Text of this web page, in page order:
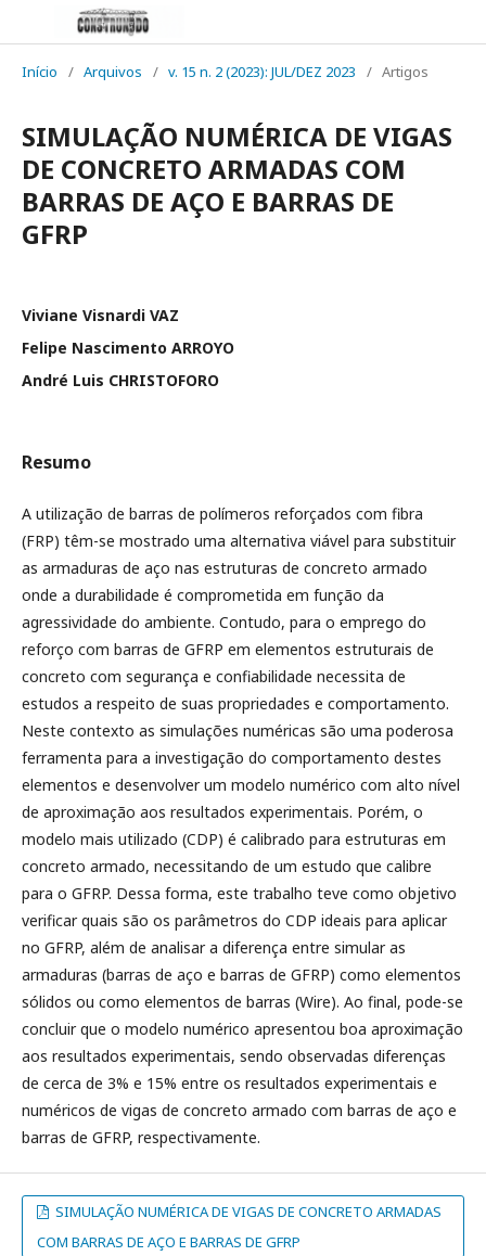
Início / Arquivos / v. 15 n. 2 (2023): JUL/DEZ 2023 / Artigos
SIMULAÇÃO NUMÉRICA DE VIGAS
DE CONCRETO ARMADAS COM
BARRAS DE AÇO E BARRAS DE
GFRP
Viviane Visnardi VAZ
Felipe Nascimento ARROYO
André Luis CHRISTOFORO
Resumo
A utilização de barras de polímeros reforçados com fibra
(FRP) têm-se mostrado uma alternativa viável para substituir
as armaduras de aço nas estruturas de concreto armado
onde a durabilidade é comprometida em função da
agressividade do ambiente. Contudo, para o emprego do
reforço com barras de GFRP em elementos estruturais de
concreto com segurança e confiabilidade necessita de
estudos a respeito de suas propriedades e comportamento.
Neste contexto as simulações numéricas são uma poderosa
ferramenta para a investigação do comportamento destes
elementos e desenvolver um modelo numérico com alto nível
de aproximação aos resultados experimentais. Porém, o
modelo mais utilizado (CDP) é calibrado para estruturas em
concreto armado, necessitando de um estudo que calibre
para o GFRP. Dessa forma, este trabalho teve como objetivo
verificar quais são os parâmetros do CDP ideais para aplicar
no GFRP, além de analisar a diferença entre simular as
armaduras (barras de aço e barras de GFRP) como elementos
sólidos ou como elementos de barras (Wire). Ao final, pode-se
concluir que o modelo numérico apresentou boa aproximação
aos resultados experimentais, sendo observadas diferenças
de cerca de 3% e 15% entre os resultados experimentais e
numéricos de vigas de concreto armado com barras de aço e
barras de GFRP, respectivamente.
SIMULAÇÃO NUMÉRICA DE VIGAS DE CONCRETO ARMADAS
COM BARRAS DE AÇO E BARRAS DE GFRP